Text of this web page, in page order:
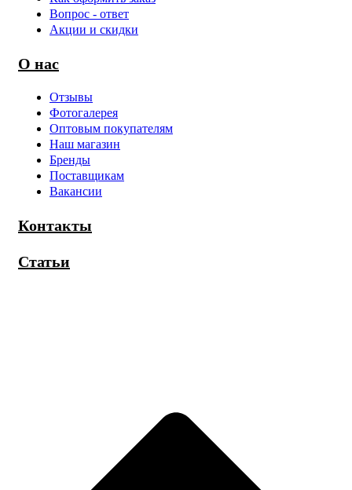
Вопрос - ответ
Акции и скидки
О нас
Отзывы
Фотогалерея
Оптовым покупателям
Наш магазин
Бренды
Поставщикам
Вакансии
Контакты
Статьи